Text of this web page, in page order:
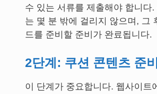
수 있는 서류를 제출해야 합니다
는 몇 분 밖에 걸리지 않으며, 그
드를 준비할 준비가 완료됩니다.
2단계: 쿠션 콘텐츠 준비
이 단계가 중요합니다. 웹사이트